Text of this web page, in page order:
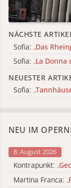
NÄCHSTE
Sofia: „Das
Sofia: „La Donna
NEUESTER
Sofia: „
NEU IM
8. August 2026
Kontrapunkt: „
Martina Franca: „